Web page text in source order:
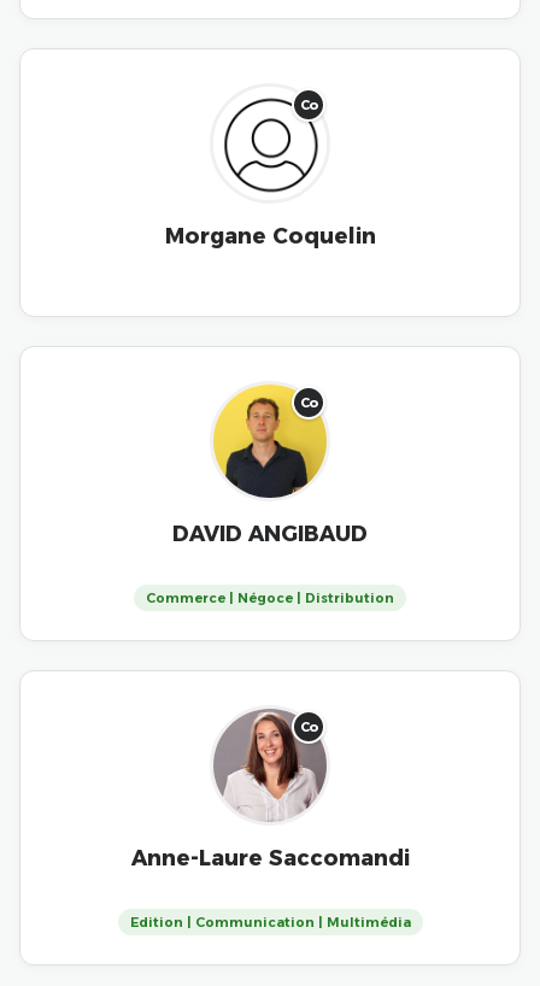
Co
Morgane Coquelin
Co
DAVID ANGIBAUD
Commerce | Négoce | Distribution
Co
Anne-Laure Saccomandi
Edition | Communication | Multimédia